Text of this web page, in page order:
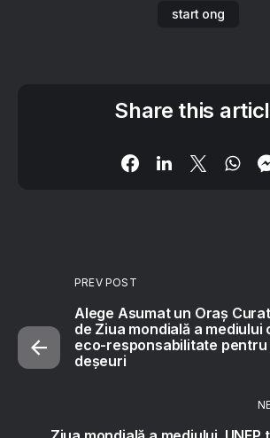
start ong
Share this
PREV POST
Alege Asumat un Oraș
de Ziua mondială a mediului
eco-responsabilitate
deșeuri